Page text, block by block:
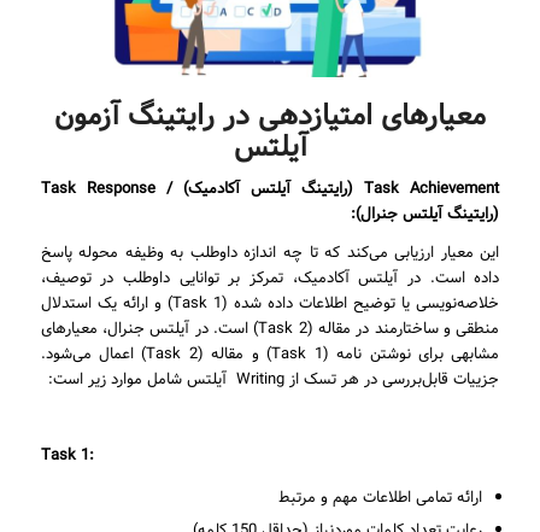
معیارهای امتیازدهی در رایتینگ آزمون
آیلتس
Task Achievement(رایتینگ آیلتس آکادمیک) /Task Response
(رایتینگ آیلتس جنرال):
این معیار ارزیابی می‌کند که تا چه اندازه داوطلب به وظیفه محوله پاسخ
داده است. در آیلتس آکادمیک، تمرکز بر توانایی داوطلب در توصیف،
خلاصه‌نویسی یا توضیح اطلاعات داده شده (Task 1) و ارائه یک استدلال
منطقی و ساختارمند در مقاله (Task 2) است. در آیلتس جنرال، معیارهای
مشابهی برای نوشتن نامه (Task 1) و مقاله (Task 2) اعمال می‌شود.
جزییات قابل‌بررسی در هر تسک از Writing آیلتس شامل موارد زیر است:
Task 1:
ارائه تمامی اطلاعات مهم و مرتبط